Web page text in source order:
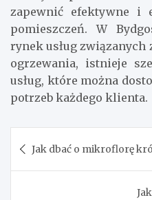
zapewnić efektywne i
pomieszczeń. W
rynek usług
ogrzewania, istnieje
usług, które można
potrzeb każdego klienta.
wpisu
Jak dbać o mikroflorę